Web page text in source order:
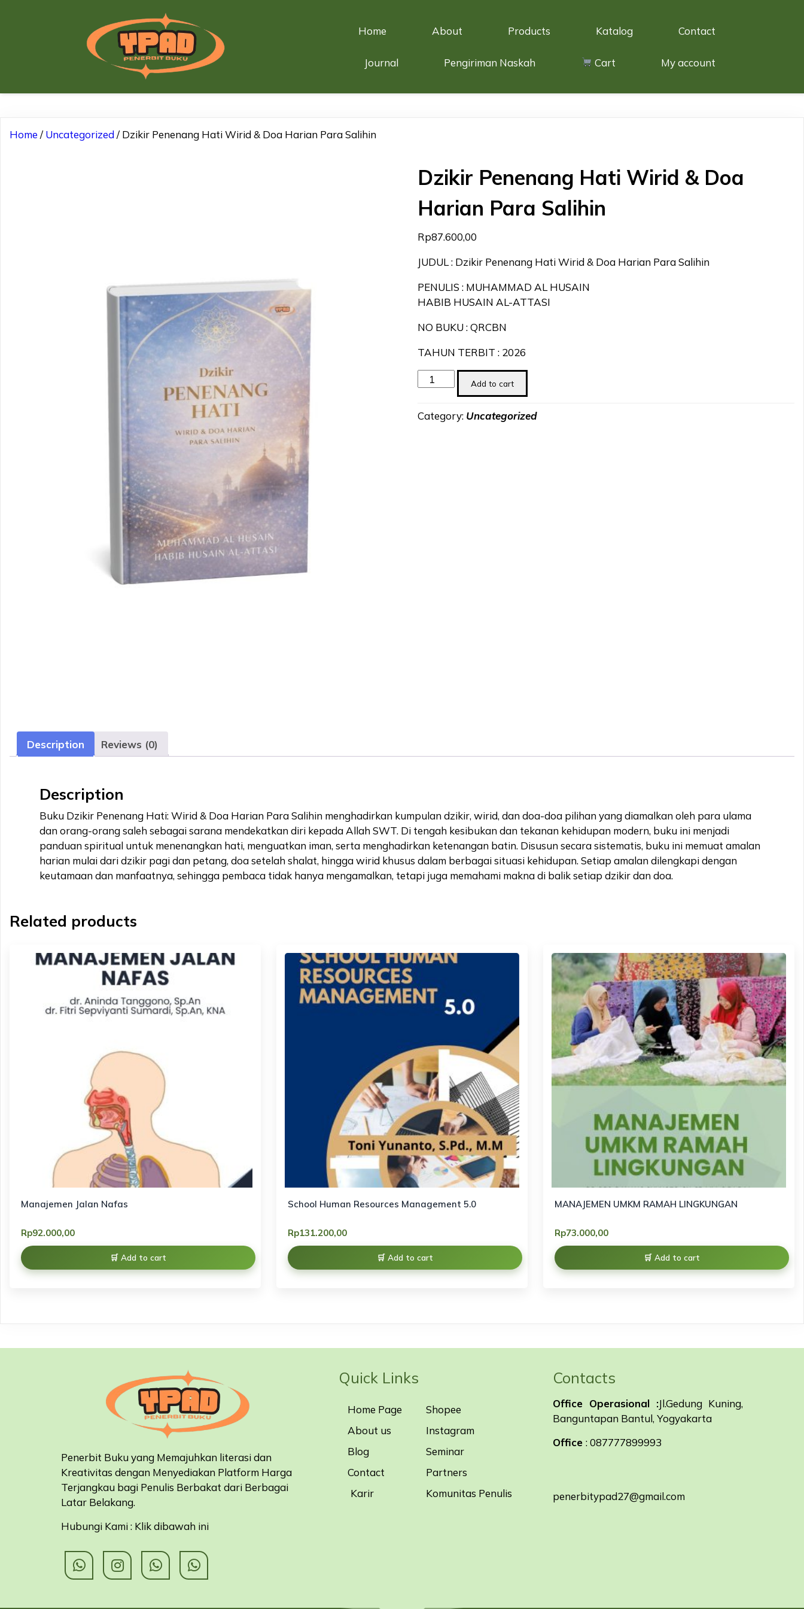
Home About Products Katalog Contact
Journal Pengiriman Naskah Cart My account
Home /Uncategorized/ Dzikir Penenang Hati Wirid & Doa Harian Para Salihin
Dzikir Penenang Hati Wirid & Doa
Harian Para Salihin
Rp87.600,00
JUDUL : Dzikir Penenang Hati Wirid & Doa Harian Para Salihin
PENULIS : MUHAMMAD AL HUSAIN
HABIB HUSAIN AL-ATTASI
NO BUKU : QRCBN
TAHUN TERBIT : 2026
Dzikir
Penenang
Wirid
Add to cart
Category: Uncategorized
Description Reviews (0)
Description
Buku Dzikir Penenang Hati: Wirid & Doa Harian Para Salihin menghadirkan kumpulan dzikir, wirid, dan doa-doa pilihan yang diamalkan oleh para ulama
dan orang-orang saleh sebagai sarana mendekatkan diri kepada Allah SWT. Di tengah kesibukan dan tekanan kehidupan modern, buku ini menjadi
panduan spiritual untuk menenangkan hati, menguatkan iman, serta menghadirkan ketenangan batin. Disusun secara sistematis, buku ini memuat amalan
harian mulai dari dzikir pagi dan petang, doa setelah shalat, hingga wirid khusus dalam berbagai situasi kehidupan. Setiap amalan dilengkapi dengan
keutamaan dan manfaatnya, sehingga pembaca tidak hanya mengamalkan, tetapi juga memahami makna di balik setiap dzikir dan doa.
Related products
Manajemen Jalan Nafas
Rp92.000,00
Add to cart
School Human Resources Management 5.0
Rp131.200,00
Add to cart
MANAJEMEN UMKM RAMAH LINGKUNGAN
Rp73.000,00
Add to cart
Penerbit Buku yang Memajuhkan literasi dan
Kreativitas dengan Menyediakan Platform Harga
Terjangkau bagi Penulis Berbakat dari Berbagai
Latar Belakang.
Hubungi Kami : Klik dibawah ini
Quick Links
Home Page
About us
Blog
Contact
Karir
Shopee
Instagram
Seminar
Partners
Komunitas Penulis
Contacts
Office Operasional :Jl.Gedung Kuning,
Banguntapan Bantul, Yogyakarta
Office: 087777899993
penerbitypad27@gmail.com